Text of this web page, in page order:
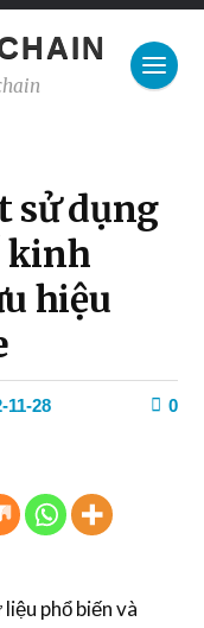
sử dụng
kinh
hiệu
11-28 0
phổ biến và